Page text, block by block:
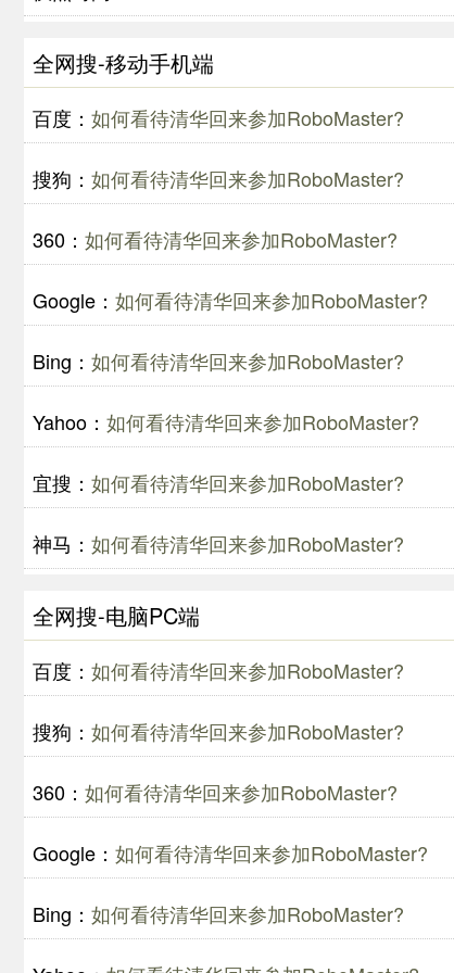
全网搜-移动手机端
百度： 如何看待清华回来参加RoboMaster?
搜狗： 如何看待清华回来参加RoboMaster?
360： 如何看待清华回来参加RoboMaster?
Google： 如何看待清华回来参加RoboMaster?
Bing： 如何看待清华回来参加RoboMaster?
Yahoo： 如何看待清华回来参加RoboMaster?
宜搜： 如何看待清华回来参加RoboMaster?
神马： 如何看待清华回来参加RoboMaster?
全网搜-电脑PC端
百度： 如何看待清华回来参加RoboMaster?
搜狗： 如何看待清华回来参加RoboMaster?
360： 如何看待清华回来参加RoboMaster?
Google： 如何看待清华回来参加RoboMaster?
Bing： 如何看待清华回来参加RoboMaster?